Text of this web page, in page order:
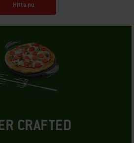
Hitta nu
CRAFTED